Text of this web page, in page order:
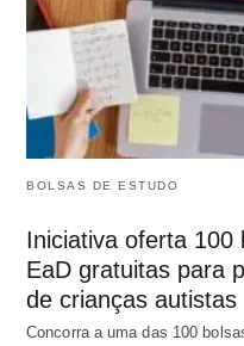
BOLSAS DE ESTUDO
Iniciativa oferta 100
EaD gratuitas para
de crianças autistas
Concorra a uma das 100